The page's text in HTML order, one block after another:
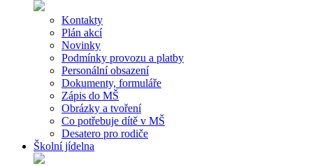
Kontakty
Plán akcí
Novinky
Podmínky provozu a platby
Personální obsazení
Dokumenty, formuláře
Zápis do MŠ
Obrázky a tvoření
Co potřebuje dítě v MŠ
Desatero pro rodiče
Školní jídelna